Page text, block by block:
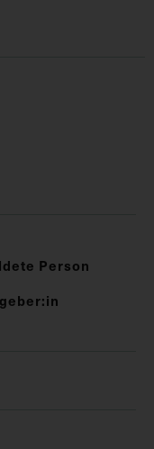
Person